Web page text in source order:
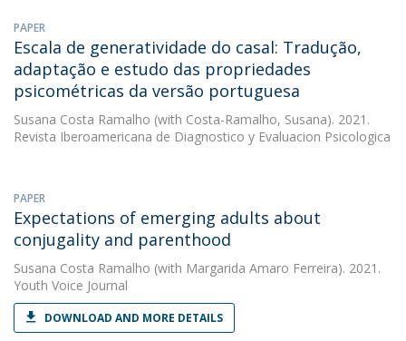
PAPER
Escala de generatividade do casal: Tradução,
adaptação e estudo das propriedades
psicométricas da versão portuguesa
Susana Costa Ramalho (with Costa-Ramalho, Susana). 2021.
Revista Iberoamericana de Diagnostico y Evaluacion Psicologica
PAPER
Expectations of emerging adults about
conjugality and parenthood
Susana Costa Ramalho (with Margarida Amaro Ferreira). 2021.
Youth Voice Journal
DOWNLOAD AND MORE DETAILS